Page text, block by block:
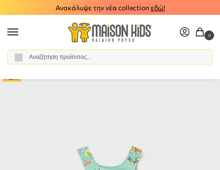
Ανακάλυψε την νέα collection εδώ!
0
Αρχική σελίδα / Κορίτσι / Ρούχα